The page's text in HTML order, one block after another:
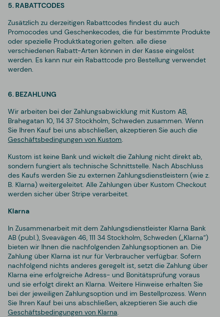
5. RABATTCODES
Zusätzlich zu derzeitigen Rabattcodes findest du auch
Promocodes und Geschenkecodes, die für bestimmte Produkte
oder spezielle Produktkategorien gelten. alle diese
verschiedenen Rabatt-Arten können in der Kasse eingelöst
werden. Es kann nur ein Rabattcode pro Bestellung verwendet
werden.
6. BEZAHLUNG
Wir arbeiten bei der Zahlungsabwicklung mit Kustom AB,
Brahegatan 10, 114 37 Stockholm, Schweden zusammen. Wenn
Sie Ihren Kauf bei uns abschließen, akzeptieren Sie auch die
Geschäftsbedingungen von Kustom
Kustom ist keine Bank und wickelt die Zahlung nicht direkt ab,
sondern fungiert als technische Schnittstelle. Nach Abschluss
des Kaufs werden Sie zu externen Zahlungsdienstleistern (wie z.
B. Klarna) weitergeleitet. Alle Zahlungen über Kustom Checkout
werden sicher über Stripe verarbeitet.
Klarna
In Zusammenarbeit mit dem Zahlungsdienstleister Klarna Bank
AB (publ.), Sveavägen 46, 111 34 Stockholm, Schweden („Klarna“)
bieten wir Ihnen die nachfolgenden Zahlungsoptionen an. Die
Zahlung über Klarna ist nur für Verbraucher verfügbar. Sofern
nachfolgend nichts anderes geregelt ist, setzt die Zahlung über
Klarna eine erfolgreiche Adress- und Bonitätsprüfung voraus
und sie erfolgt direkt an Klarna. Weitere Hinweise erhalten Sie
bei der jeweiligen Zahlungsoption und im Bestellprozess. Wenn
Sie Ihren Kauf bei uns abschließen, akzeptieren Sie auch die
Geschäftsbedingungen von Klarna